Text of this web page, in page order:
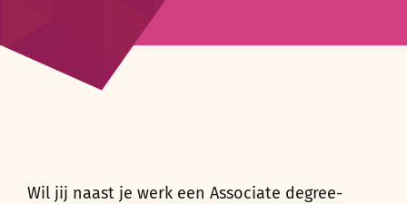
Wil jij naast je werk een Associate degree-